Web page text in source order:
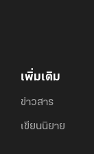
เพิ่มเติม
ข่าวสาร
เขียนนิยาย